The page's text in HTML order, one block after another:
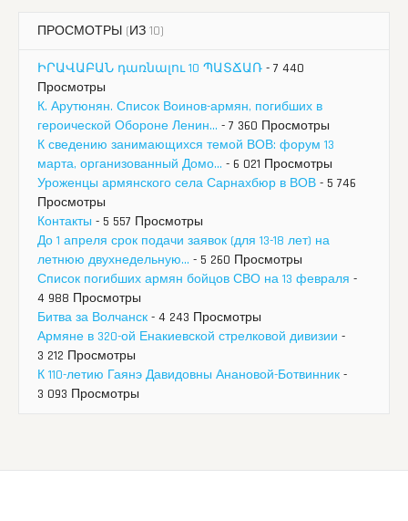
ПРОСМОТРЫ (ИЗ 10)
ԻՐԱՎԱԲԱՆ դառնալու 10 ՊԱՏՃԱՌ - 7 440
Просмотры
К. Арутюнян. Список Воинов-армян, погибших в
героической Обороне Ленин... - 7 360 Просмотры
К сведению занимающихся темой ВОВ: форум 13
марта, организованный Домо... - 6 021 Просмотры
Уроженцы армянского села Сарнахбюр в ВОВ - 5 746
Просмотры
Контакты - 5 557 Просмотры
До 1 апреля срок подачи заявок (для 13-18 лет) на
летнюю двухнедельную... - 5 260 Просмотры
Список погибших армян бойцов СВО на 13 февраля -
4 988 Просмотры
Битва за Волчанск - 4 243 Просмотры
Армяне в 320-ой Енакиевской стрелковой дивизии -
3 212 Просмотры
К 110-летию Гаянэ Давидовны Анановой-Ботвинник -
3 093 Просмотры